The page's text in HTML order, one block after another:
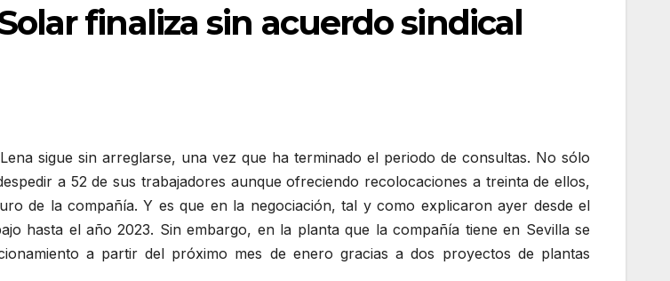
finaliza sin acuerdo sindical
sigue sin arreglarse, una vez que ha terminado el periodo de consultas. No sólo
a 52 de sus trabajadores aunque ofreciendo recolocaciones a treinta de ellos,
de la compañía. Y es que en la negociación, tal y como explicaron ayer desde el
hasta el año 2023. Sin embargo, en la planta que la compañía tiene en Sevilla se
a partir del próximo mes de enero gracias a dos proyectos de plantas